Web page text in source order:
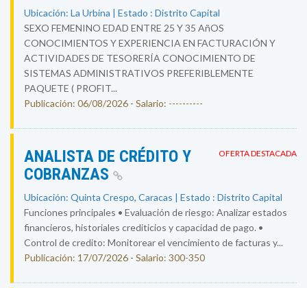
Ubicación: La Urbina | Estado : Distrito Capital
SEXO FEMENINO EDAD ENTRE 25 Y 35 AñOS
CONOCIMIENTOS Y EXPERIENCIA EN FACTURACIÓN Y
ACTIVIDADES DE TESORERÍA CONOCIMIENTO DE
SISTEMAS ADMINISTRATIVOS PREFERIBLEMENTE
PAQUETE ( PROFIT...
Publicación: 06/08/2026 - Salario: ----------
OFERTA DESTACADA
ANALISTA DE CRÉDITO Y
COBRANZAS
Ubicación: Quinta Crespo, Caracas | Estado : Distrito Capital
Funciones principales • Evaluación de riesgo: Analizar estados
financieros, historiales crediticios y capacidad de pago. •
Control de credito: Monitorear el vencimiento de facturas y...
Publicación: 17/07/2026 - Salario: 300-350